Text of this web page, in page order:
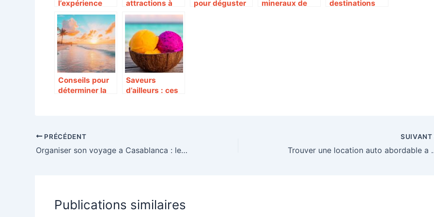
l’expérience
ultime d’un
palace à
Marrakech
attractions à
découvrir lors
d’une visite à
New York
pour déguster
mineraux de
destinations
Conseils pour
déterminer la
Saveurs
d’ailleurs : ces
PRÉCÉDENT
Organiser son voyage a Casablanca : les astuces pour le sejour parfait !
SUIVANT
Trouver une
Publications similaires